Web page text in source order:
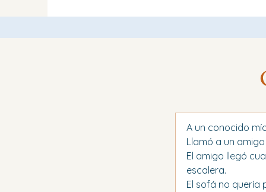
A un conocido
Llamó a un
El amigo llegó
escalera.
El sofá no quería